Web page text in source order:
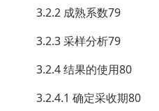
3.2.2 成熟系数79
3.2.3 采样分析79
3.2.4 结果的使用80
3.2.4.1 确定采收期80